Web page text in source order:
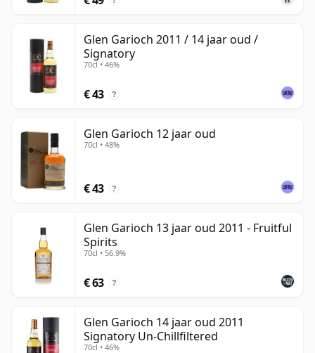
Glen Garioch 2011 / 14 jaar oud /
Signatory
70cl • 46%
€ 43 ?
Glen Garioch 12 jaar oud
70cl • 48%
€ 43 ?
Glen Garioch 13 jaar oud 2011 - Fruitful
Spirits
70cl • 56.9%
€ 63 ?
Glen Garioch 14 jaar oud 2011
Signatory Un-Chillfiltered
70cl • 46%